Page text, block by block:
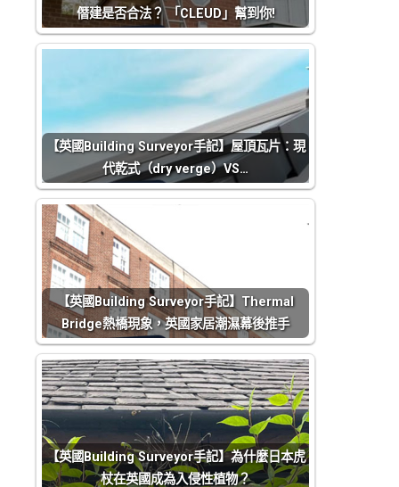
僭建是否合法？ 「CLEUD」幫到你!
【英國Building Surveyor手記】屋頂瓦片：現
代乾式（dry verge）VS…
【英國Building Surveyor手記】Thermal
Bridge熱橋現象，英國家居潮濕幕後推手
【英國Building Surveyor手記】為什麼日本虎
杖在英國成為入侵性植物？